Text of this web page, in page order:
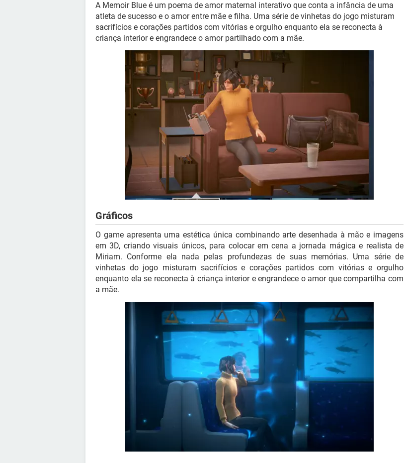
A Memoir Blue é um poema de amor maternal interativo que conta a infância de uma
atleta de sucesso e o amor entre mãe e filha. Uma série de vinhetas do jogo misturam
sacrifícios e corações partidos com vitórias e orgulho enquanto ela se reconecta à
criança interior e engrandece o amor partilhado com a mãe.
Gráficos
O game apresenta uma estética única combinando arte desenhada à mão e imagens
em 3D, criando visuais únicos, para colocar em cena a jornada mágica e realista de
Miriam. Conforme ela nada pelas profundezas de suas memórias. Uma série de
vinhetas do jogo misturam sacrifícios e corações partidos com vitórias e orgulho
enquanto ela se reconecta à criança interior e engrandece o amor que compartilha com
a mãe.